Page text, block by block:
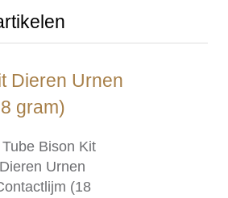
Dieren Urnen
gram)